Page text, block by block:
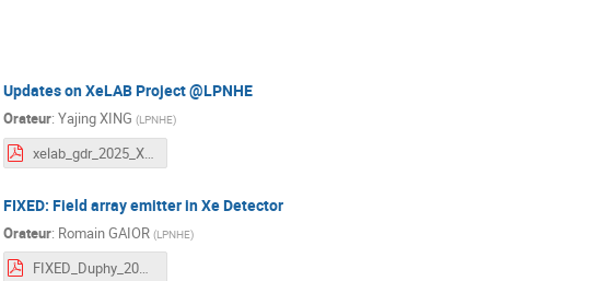
Updates on XeLAB Project @LPNHE
Orateur: Yajing XING (LPNHE)
xelab_gdr_2025_XY.pdf
FIXED: Field array emitter in Xe Detector
Orateur: Romain GAIOR (LPNHE)
FIXED_Duphy_2025.pdf